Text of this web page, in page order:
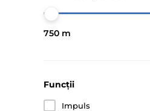
750 m
Funcții
Impuls